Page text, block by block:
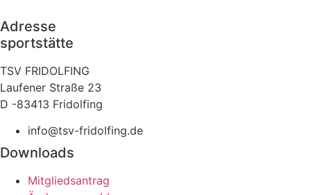
Adresse
sportstätte
TSV FRIDOLFING
Laufener Straße 23
D -83413 Fridolfing
info@tsv-fridolfing.de
Downloads
Mitgliedsantrag